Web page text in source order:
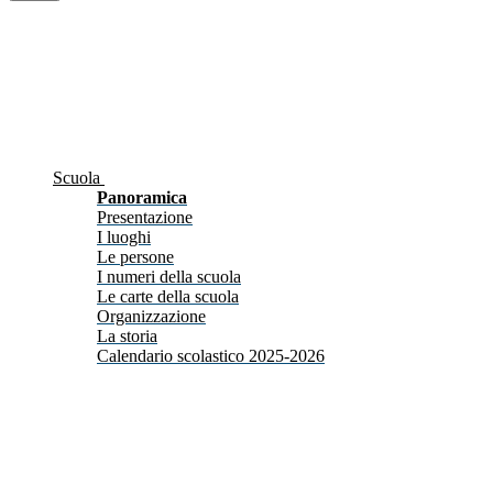
Scuola
Panoramica
Presentazione
I luoghi
Le persone
I numeri della scuola
Le carte della scuola
Organizzazione
La storia
Calendario scolastico 2025-2026